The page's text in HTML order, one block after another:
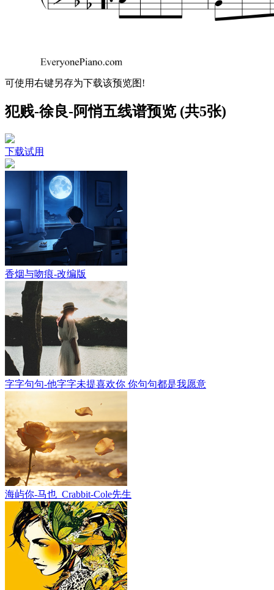
可使用右键另存为下载该预览图!
犯贱-徐良-阿悄五线谱预览 (共5张)
下载试用
香烟与吻痕-改编版
字字句句-他字字未提喜欢你 你句句都是我愿意
海屿你-马也_Crabbit-Cole先生